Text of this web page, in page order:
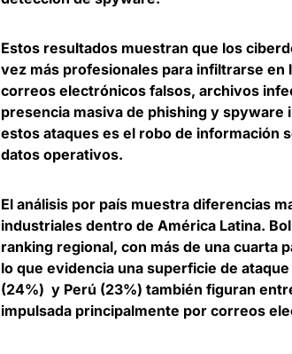
Estos resultados muestran que los
vez más profesionales para infiltrarse en
correos electrónicos falsos, archivos
presencia masiva de phishing y
estos ataques es el robo de información
datos operativos.
El análisis por país muestra diferencias
industriales dentro de América Latina.
ranking regional, con más de una cuarta
lo que evidencia una superficie de
(24%) y Perú (23%) también figuran
impulsada principalmente por correos